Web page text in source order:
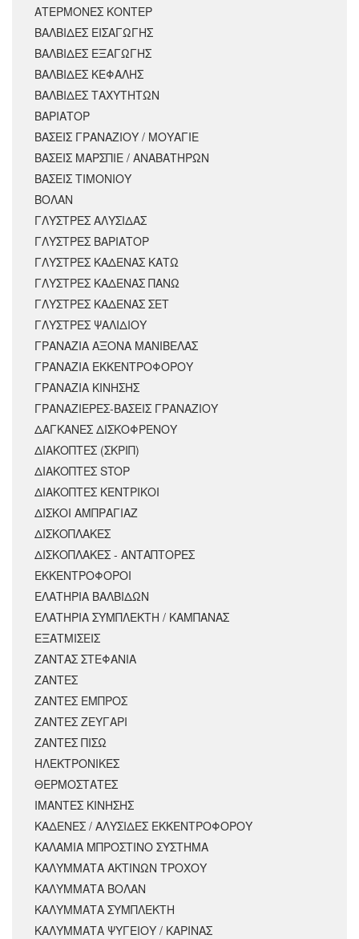
ΑΤΕΡΜΟΝΕΣ ΚΟΝΤΕΡ
ΒΑΛΒΙΔΕΣ ΕΙΣΑΓΩΓΗΣ
ΒΑΛΒΙΔΕΣ ΕΞΑΓΩΓΗΣ
ΒΑΛΒΙΔΕΣ ΚΕΦΑΛΗΣ
ΒΑΛΒΙΔΕΣ ΤΑΧΥΤΗΤΩΝ
ΒΑΡΙΑΤΟΡ
ΒΑΣΕΙΣ ΓΡΑΝΑΖΙΟΥ / ΜΟΥΑΓΙΕ
ΒΑΣΕΙΣ ΜΑΡΣΠΙΕ / ΑΝΑΒΑΤΗΡΩΝ
ΒΑΣΕΙΣ ΤΙΜΟΝΙΟΥ
ΒΟΛΑΝ
ΓΛΥΣΤΡΕΣ ΑΛΥΣΙΔΑΣ
ΓΛΥΣΤΡΕΣ ΒΑΡΙΑΤΟΡ
ΓΛΥΣΤΡΕΣ ΚΑΔΕΝΑΣ ΚΑΤΩ
ΓΛΥΣΤΡΕΣ ΚΑΔΕΝΑΣ ΠΑΝΩ
ΓΛΥΣΤΡΕΣ ΚΑΔΕΝΑΣ ΣΕΤ
ΓΛΥΣΤΡΕΣ ΨΑΛΙΔΙΟΥ
ΓΡΑΝΑΖΙΑ ΑΞΟΝΑ ΜΑΝΙΒΕΛΑΣ
ΓΡΑΝΑΖΙΑ ΕΚΚΕΝΤΡΟΦΟΡΟΥ
ΓΡΑΝΑΖΙΑ ΚΙΝΗΣΗΣ
ΓΡΑΝΑΖΙΕΡΕΣ-ΒΑΣΕΙΣ ΓΡΑΝΑΖΙΟΥ
ΔΑΓΚΑΝΕΣ ΔΙΣΚΟΦΡΕΝΟΥ
ΔΙΑΚΟΠΤΕΣ (ΣΚΡΙΠ)
ΔΙΑΚΟΠΤΕΣ STOP
ΔΙΑΚΟΠΤΕΣ ΚΕΝΤΡΙΚΟΙ
ΔΙΣΚΟΙ ΑΜΠΡΑΓΙΑΖ
ΔΙΣΚΟΠΛΑΚΕΣ
ΔΙΣΚΟΠΛΑΚΕΣ - ΑΝΤΑΠΤΟΡΕΣ
ΕΚΚΕΝΤΡΟΦΟΡΟΙ
ΕΛΑΤΗΡΙΑ ΒΑΛΒΙΔΩΝ
ΕΛΑΤΗΡΙΑ ΣΥΜΠΛΕΚΤΗ / ΚΑΜΠΑΝΑΣ
ΕΞΑΤΜΙΣΕΙΣ
ΖΑΝΤΑΣ ΣΤΕΦΑΝΙΑ
ΖΑΝΤΕΣ
ΖΑΝΤΕΣ ΕΜΠΡΟΣ
ΖΑΝΤΕΣ ΖΕΥΓΑΡΙ
ΖΑΝΤΕΣ ΠΙΣΩ
ΗΛΕΚΤΡΟΝΙΚΕΣ
ΘΕΡΜΟΣΤΑΤΕΣ
ΙΜΑΝΤΕΣ ΚΙΝΗΣΗΣ
ΚΑΔΕΝΕΣ / ΑΛΥΣΙΔΕΣ ΕΚΚΕΝΤΡΟΦΟΡΟΥ
ΚΑΛΑΜΙΑ ΜΠΡΟΣΤΙΝΟ ΣΥΣΤΗΜΑ
ΚΑΛΥΜΜΑΤΑ ΑΚΤΙΝΩΝ ΤΡΟΧΟΥ
ΚΑΛΥΜΜΑΤΑ ΒΟΛΑΝ
ΚΑΛΥΜΜΑΤΑ ΣΥΜΠΛΕΚΤΗ
ΚΑΛΥΜΜΑΤΑ ΨΥΓΕΙΟΥ / ΚΑΡΙΝΑΣ